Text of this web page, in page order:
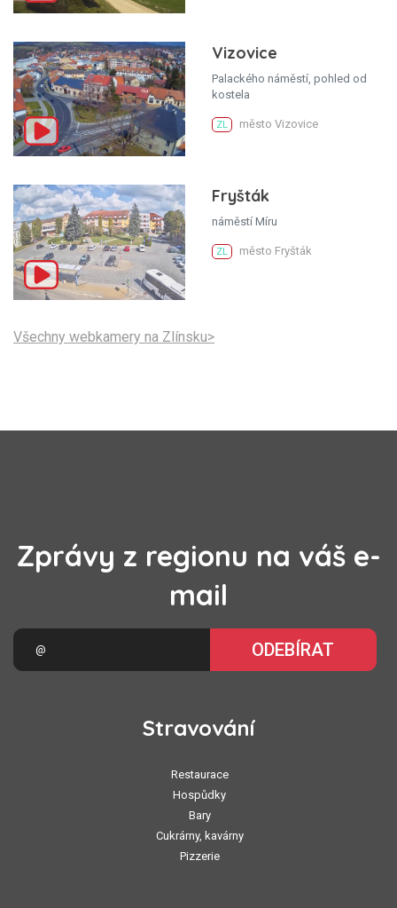
Vizovice
Palackého náměstí, pohled od
kostela
ZL město Vizovice
Fryšták
náměstí Míru
ZL město Fryšták
Všechny webkamery na Zlínsku>
Zprávy z regionu na váš e-
mail
ODEBÍRAT
Stravování
Restaurace
Hospůdky
Bary
Cukrárny, kavárny
Pizzerie